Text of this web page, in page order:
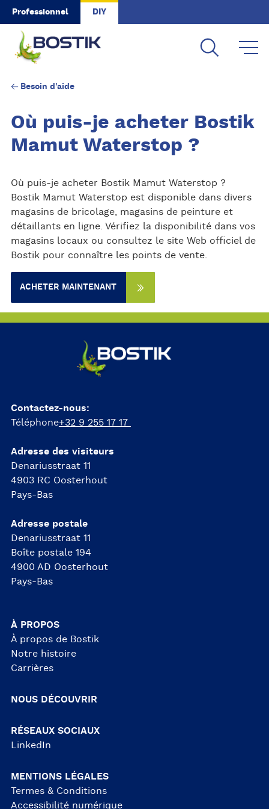
Skip to main content
Professionnel DIY
Besoin d'aide
Où puis-je acheter Bostik
Mamut Waterstop ?
Où puis-je acheter Bostik Mamut Waterstop ?
Bostik Mamut Waterstop est disponible dans divers
magasins de bricolage, magasins de peinture et
détaillants en ligne. Vérifiez la disponibilité dans vos
magasins locaux ou consultez le site Web officiel de
Bostik pour connaître les points de vente.
ACHETER MAINTENANT
Contactez-nous:
Téléphone+32 9 255 17 17
Adresse des visiteurs
Denariusstraat 11
4903 RC Oosterhout
Pays-Bas
Adresse postale
Denariusstraat 11
Boîte postale 194
4900 AD Oosterhout
Pays-Bas
À PROPOS
À propos de Bostik
Notre histoire
Carrières
NOUS DÉCOUVRIR
RÉSEAUX SOCIAUX
LinkedIn
MENTIONS LÉGALES
Termes & Conditions
Accessibilité numérique